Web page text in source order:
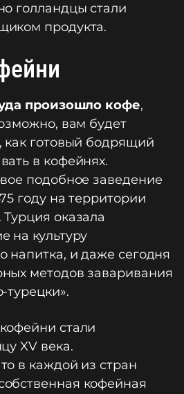
голландцы стали
продукта.
произошло кофе,
вам будет
как готовый бодрящий
в кофейнях.
подобное заведение
году на территории
оказала
на культуру
напитка, и даже сегодня
методов заваривания
турецки».
стали
XV века.
в каждой из стран
кофейная